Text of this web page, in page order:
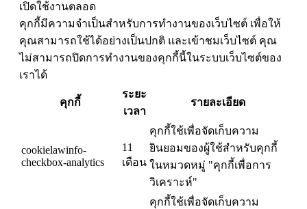
เปิดใช้งานตลอด
คุกกี้มีความจำเป็นสำหรับการทำงานของเว็บไซต์ เพื่อให้
คุณสามารถใช้ได้อย่างเป็นปกติ และเข้าชมเว็บไซต์ คุณ
ไม่สามารถปิดการทำงานของคุกกี้นี้ในระบบเว็บไซต์ของ
เราได้
คุกกี้
ระยะ
เวลา
รายละเอียด
cookielawinfo-
checkbox-analytics
11
เดือน
คุกกี้ใช้เพื่อจัดเก็บความ
ยินยอมของผู้ใช้สำหรับคุกกี้
ในหมวดหมู่ "คุกกี้เพื่อการ
วิเคราะห์"
คุกกี้ใช้เพื่อจัดเก็บความ